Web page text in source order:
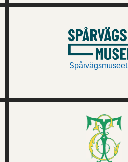
Spårvägsmuseet